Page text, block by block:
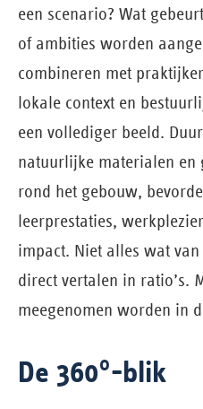
een scenario? Wat
of ambities worden
combineren met
lokale context en
een vollediger beeld.
natuurlijke materialen en
rond het gebouw,
leerprestaties,
impact. Niet alles wat
direct vertalen in ratio’s.
meegenomen worden in
De 360°-blik